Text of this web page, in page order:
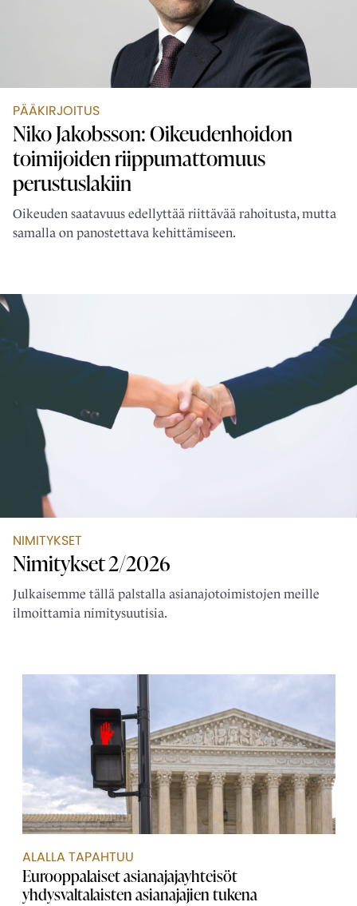
PÄÄKIRJOITUS
Niko Jakobsson: Oikeudenhoidon
toimijoiden ­riippumattomuus
perustuslakiin
Oikeuden saatavuus edellyttää riittävää rahoitusta, mutta
samalla on panostettava kehittämiseen.
NIMITYKSET
Nimitykset 2/2026
Julkaisemme tällä palstalla asianajotoimistojen meille
ilmoittamia nimitysuutisia.
ALALLA TAPAHTUU
Eurooppalaiset asianajaja­yhteisöt
yhdysvaltalaisten asianajajien tukena